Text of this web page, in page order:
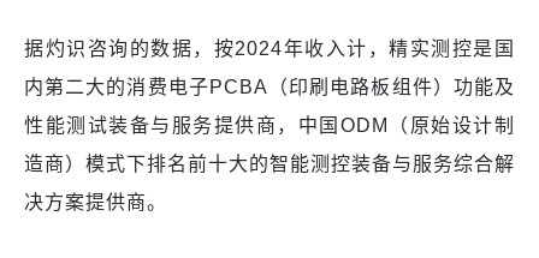
据灼识咨询的数据，按2024年收入计，精实测控是国
内第二大的消费电子PCBA（印刷电路板组件）功能及
性能测试装备与服务提供商，中国ODM（原始设计制
造商）模式下排名前十大的智能测控装备与服务综合解
决方案提供商。